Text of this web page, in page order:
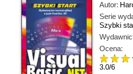
Autor:
Serie
Szybki
Ocena:
3.0/6